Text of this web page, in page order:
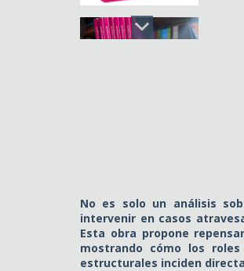
No es solo un análisis
intervenir en casos
Esta obra propone
mostrando cómo los
estructurales inciden